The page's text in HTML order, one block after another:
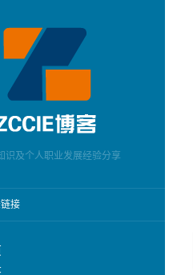
识及个人职业发展经验分享
链接